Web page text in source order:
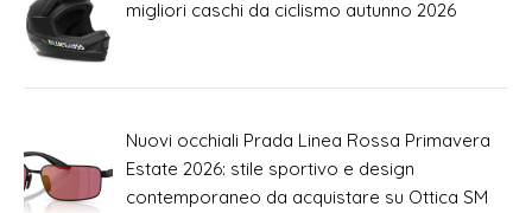
migliori caschi da ciclismo autunno 2026
Nuovi occhiali Prada Linea Rossa Primavera
Estate 2026: stile sportivo e design
contemporaneo da acquistare su Ottica SM